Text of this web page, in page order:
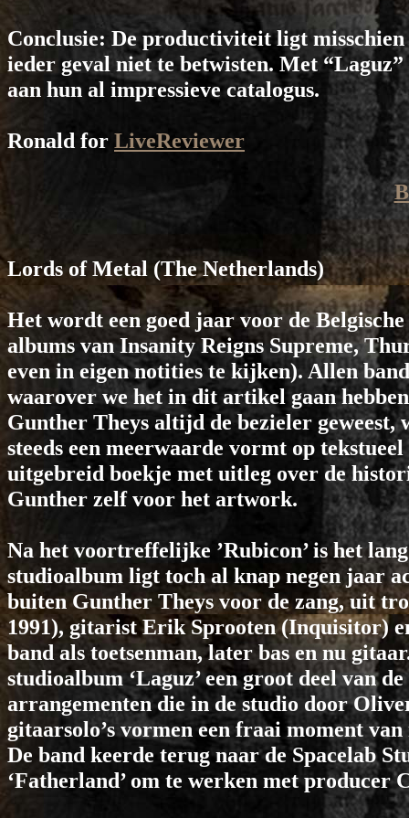
Conclusie: De productiviteit ligt
ieder geval niet te betwisten. Met
aan hun al impressieve catalogus.
Ronald for LiveReviewer
Lords of Metal (The Netherlands)
Het wordt een goed jaar voor de
albums van Insanity Reigns Supreme,
even in eigen notities te kijken). Allen
waarover we het in dit artikel gaan
Gunther Theys altijd de bezieler geweest,
steeds een meerwaarde vormt op
uitgebreid boekje met uitleg over de
Gunther zelf voor het artwork.
Na het voortreffelijke ’Rubicon’ is het
studioalbum ligt toch al knap negen jaar
buiten Gunther Theys voor de zang, uit
1991), gitarist Erik Sprooten (Inquisitor)
band als toetsenman, later bas en nu
studioalbum ‘Laguz’ een groot deel van
arrangementen die in de studio door
gitaarsolo’s vormen een fraai moment
De band keerde terug naar de Spacelab
‘Fatherland’ om te werken met producer